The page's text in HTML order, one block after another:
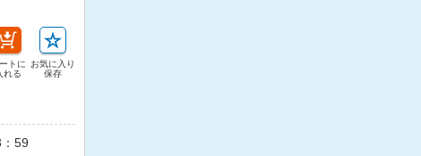
トに
れる
お気に入り
保存
59